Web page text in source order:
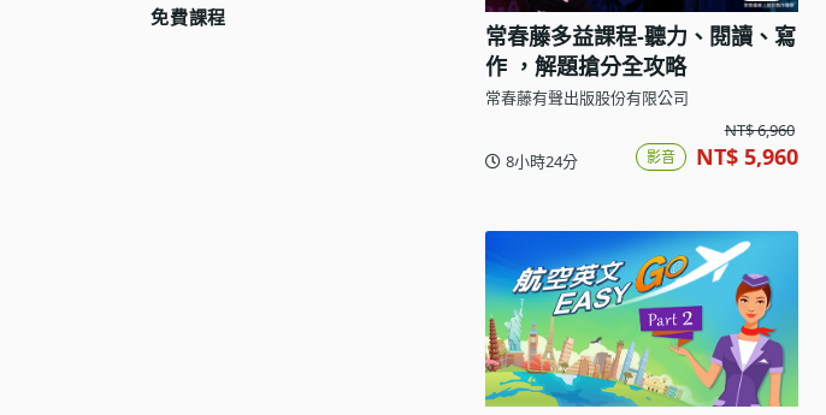
免費課程
常春藤多益課程-聽力、閱讀、寫
作 ，解題搶分全攻略
常春藤有聲出版股份有限公司
8小時24分
NT$ 6,960
影音 NT$ 5,960